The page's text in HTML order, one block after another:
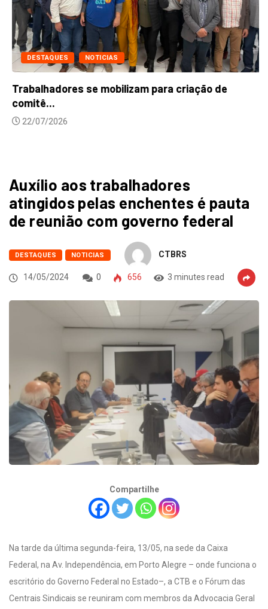
DESTAQUES NOTICIAS
Trabalhadores se mobilizam para criação de
comitê...
22/07/2026
Auxílio aos trabalhadores
atingidos pelas enchentes é pauta
de reunião com governo federal
DESTAQUES NOTICIAS CTBRS
14/05/2024 0 656 3 minutes read
Compartilhe
Na tarde da última segunda-feira, 13/05, na sede da Caixa
Federal, na Av. Independência, em Porto Alegre – onde funciona o
escritório do Governo Federal no Estado–, a CTB e o Fórum das
Centrais Sindicais se reuniram com membros da Advocacia Geral